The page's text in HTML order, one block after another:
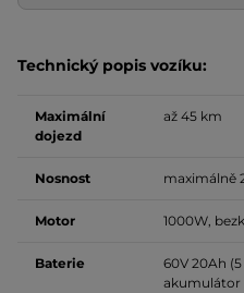
Technický popis vozíku:
Maximální
dojezd
až 45 km
Nosnost maximálně
Motor 1000W,
Baterie
60V 20Ah
akumulátor